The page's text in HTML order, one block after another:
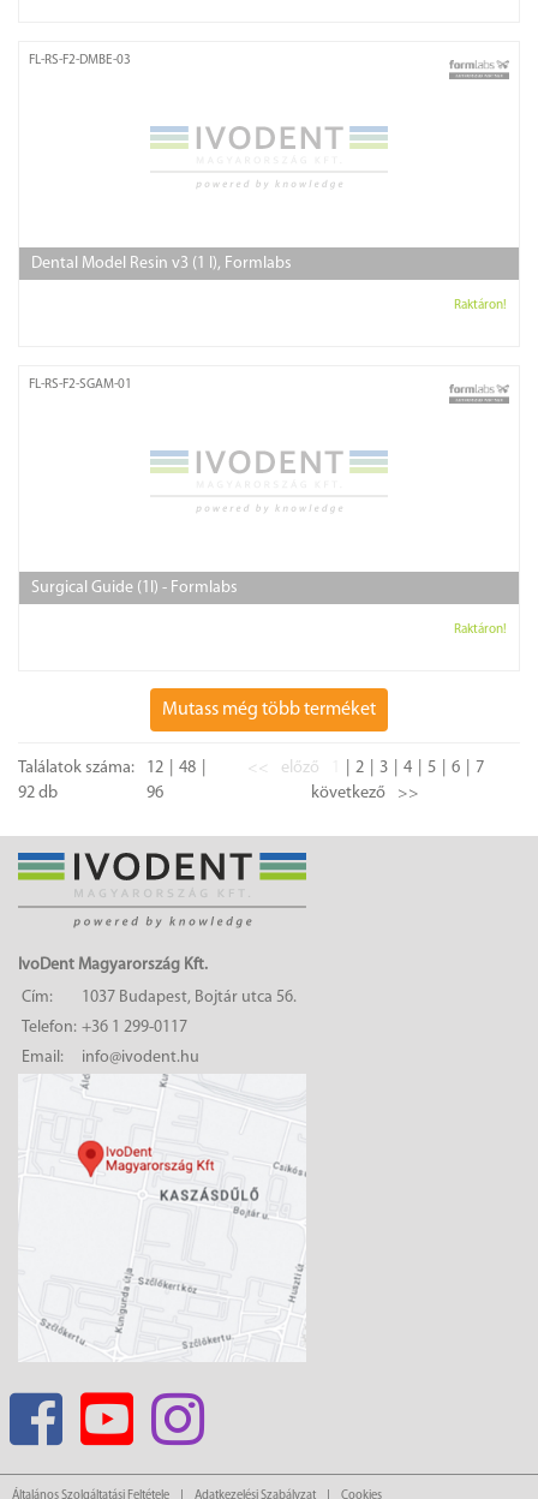
FL-RS-F2-DMBE-03
Dental Model Resin v3 (1 l), Formlabs
Raktáron!
FL-RS-F2-SGAM-01
Surgical Guide (1l) - Formlabs
Raktáron!
Mutass még több terméket
Találatok száma:
92 db
12
48
96
<< előző 2 3 4 5 6
7
következő
>>
IvoDent Magyarország Kft.
Cím:
1037 Budapest, Bojtár utca 56.
Telefon: +36 1 299-0117
Email:
info@ivodent.hu
Általános Szolgáltatási Feltétele Adatkezelési Szabályzat Cookies